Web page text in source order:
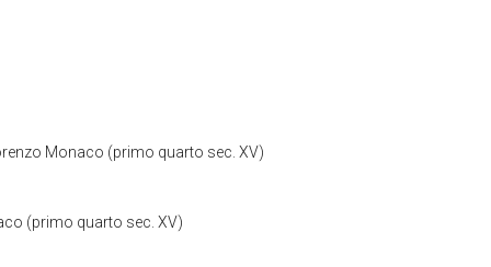
Monaco (primo quarto sec. XV)
(primo quarto sec. XV)